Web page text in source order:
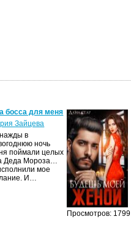
босса для меня
Зайцева
в
ночь
поймали целых
Деда Мороза…
мое
И…
Просмотров: 1799